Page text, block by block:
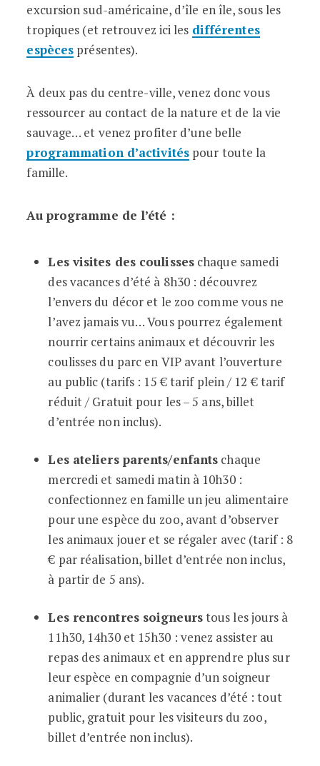
excursion sud-américaine, d’île en île, sous les
tropiques (et retrouvez ici les différentes
espèces présentes).
À deux pas du centre-ville, venez donc vous
ressourcer au contact de la nature et de la vie
sauvage… et venez profiter d’une belle
programmation d’activitéspour toute la
famille.
Au programme de l’été :
Les visites des coulisseschaque samedi
des vacances d’été à 8h30 : découvrez
l’envers du décor et le zoo comme vous ne
l’avez jamais vu… Vous pourrez également
nourrir certains animaux et découvrir les
coulisses du parc en VIP avant l’ouverture
au public (tarifs : 15 € tarif plein / 12 € tarif
réduit / Gratuit pour les – 5 ans, billet
d’entrée non inclus).
Les ateliers parents/enfants chaque
mercredi et samedi matin à 10h30 :
confectionnez en famille un jeu alimentaire
pour une espèce du zoo, avant d’observer
les animaux jouer et se régaler avec (tarif : 8
€ par réalisation, billet d’entrée non inclus,
à partir de 5 ans).
Les rencontres soigneurstous les jours à
11h30, 14h30 et 15h30 : venez assister au
repas des animaux et en apprendre plus sur
leur espèce en compagnie d’un soigneur
animalier (durant les vacances d’été : tout
public, gratuit pour les visiteurs du zoo,
billet d’entrée non inclus).